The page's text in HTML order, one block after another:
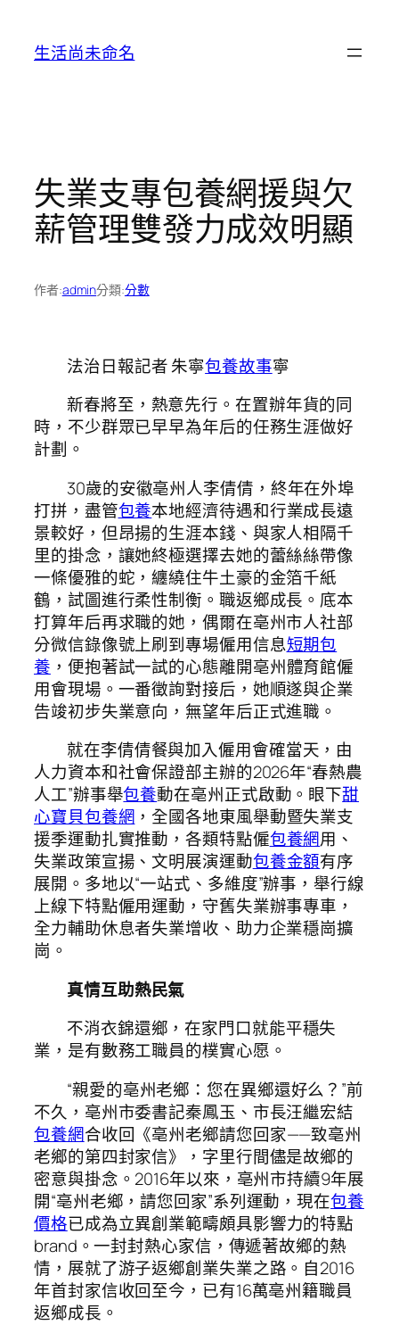
生活尚未命名
失業支專包養網援與欠
薪管理雙發力成效明顯
作者:admin分類:分數
法治日報記者 朱寧包養故事寧
新春將至，熱意先行。在置辦年貨的同
時，不少群眾已早早為年后的任務生涯做好
計劃。
30歲的安徽亳州人李倩倩，終年在外埠
打拼，盡管包養本地經濟待遇和行業成長遠
景較好，但昂揚的生涯本錢、與家人相隔千
里的掛念，讓她終極選擇去她的蕾絲絲帶像
一條優雅的蛇，纏繞住牛土豪的金箔千紙
鶴，試圖進行柔性制衡。職返鄉成長。底本
打算年后再求職的她，偶爾在亳州市人社部
分微信錄像號上刷到專場僱用信息短期包
養 ，便抱著試一試的心態離開亳州體育館僱
用會現場。一番徵詢對接后，她順遂與企業
告竣初步失業意向，無望年后正式進職。
就在李倩倩餐與加入僱用會確當天，由
人力資本和社會保證部主辦的2026年“春熱農
人工”辦事舉包養動在亳州正式啟動。眼下甜
心寶貝包養網 ，全國各地東風舉動暨失業支
援季運動扎實推動，各類特點僱包養網用、
失業政策宣揚、文明展演運動包養金額有序
展開。多地以“一站式、多維度”辦事，舉行線
上線下特點僱用運動，守舊失業辦事專車，
全力輔助休息者失業增收、助力企業穩崗擴
崗。
真情互助熱民氣
不消衣錦還鄉，在家門口就能平穩失
業，是有數務工職員的樸實心愿。
“親愛的亳州老鄉：您在異鄉還好么？”前
不久，亳州市委書記秦鳳玉、市長汪繼宏結
包養網合收回《亳州老鄉請您回家——致亳州
老鄉的第四封家信》，字里行間儘是故鄉的
密意與掛念。2016年以來，亳州市持續9年展
開“亳州老鄉，請您回家”系列運動，現在包養
價格已成為立異創業範疇頗具影響力的特點
brand。一封封熱心家信，傳遞著故鄉的熱
情，展就了游子返鄉創業失業之路。自2016
年首封家信收回至今，已有16萬亳州籍職員
返鄉成長。